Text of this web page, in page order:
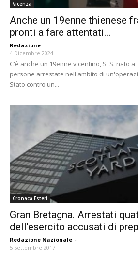
Vicenza
Anche un 19enne thienese
pronti a fare attentati...
Redazione -
4 Dicembre 2024
C'è anche un 19enne vicentino, S. S. nato a
persone arrestate nell'ambito di
Stato contro un...
Cronaca Esteri
Gran Bretagna. Arrestati
dell’esercito accusati di
Redazione Nazionale -
5 Settembre 2017